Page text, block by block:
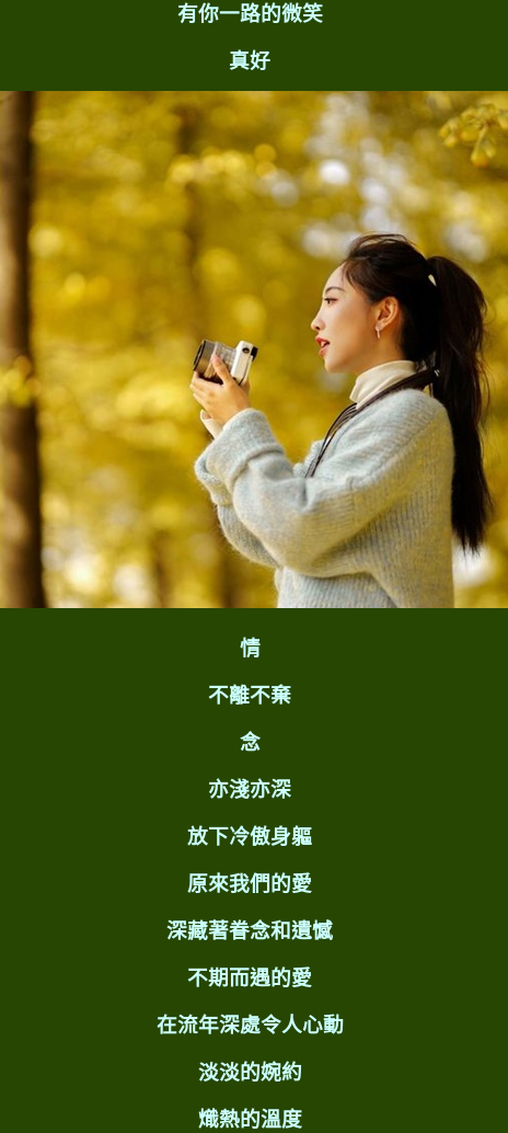
有你一路的微笑
真好
情
不離不棄
念
亦淺亦深
放下冷傲身軀
原來我們的愛
深藏著眷念和遺憾
不期而遇的愛
在流年深處令人心動
淡淡的婉約
熾熱的溫度